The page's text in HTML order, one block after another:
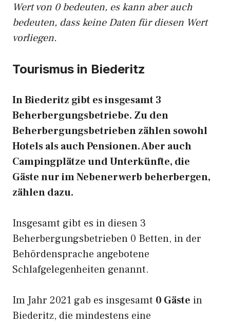
Wert von 0 bedeuten, es kann aber auch
bedeuten, dass keine Daten für diesen Wert
vorliegen.
Tourismus in Biederitz
In Biederitz gibt es insgesamt 3
Beherbergungsbetriebe. Zu den
Beherbergungsbetrieben zählen sowohl
Hotels als auch Pensionen. Aber auch
Campingplätze und Unterkünfte, die
Gäste nur im Nebenerwerb beherbergen,
zählen dazu.
Insgesamt gibt es in diesen 3
Beherbergungsbetrieben 0 Betten, in der
Behördensprache angebotene
Schlafgelegenheiten genannt.
Im Jahr 2021 gab es insgesamt 0 Gäste in
Biederitz, die mindestens eine